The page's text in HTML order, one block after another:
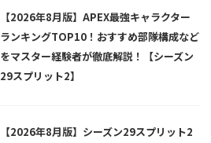
【2026年8月版】APEX最強キャラクター
ランキングTOP10！おすすめ部隊構成など
をマスター経験者が徹底解説！【シーズン
29スプリット2】
【2026年8月版】シーズン29スプリット2